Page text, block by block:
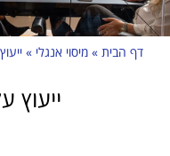
דף הבית » מיסוי אנגלי »
ייעוץ